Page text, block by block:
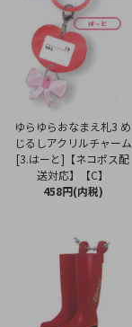
ゆらゆらおなまえ札3 め
じるしアクリルチャーム
[3.はーと]【ネコポス配
送対応】【C】
458円(内税)